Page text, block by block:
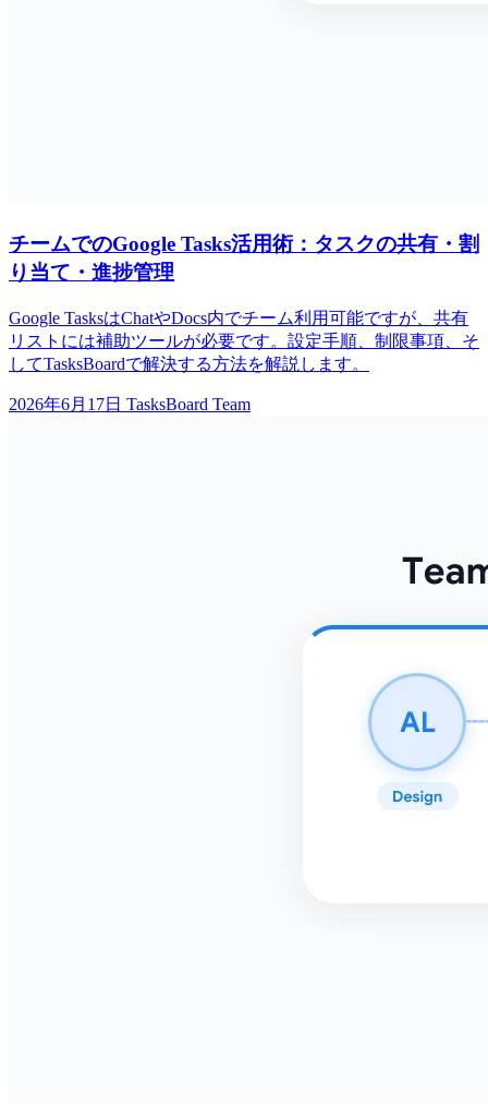
チームでのGoogle Tasks活用術：タスクの共有・割
り当て・進捗管理
Google TasksはChatやDocs内でチーム利用可能ですが、共有
リストには補助ツールが必要です。設定手順、制限事項、そ
してTasksBoardで解決する方法を解説します。
2026年6月17日 TasksBoard Team